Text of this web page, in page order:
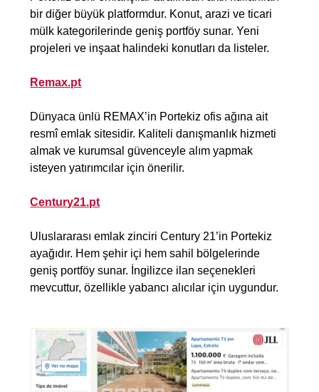
bir diğer büyük platformdur. Konut, arazi ve ticari
mülk kategorilerinde geniş portföy sunar. Yeni
projeleri ve inşaat halindeki konutları da listeler.
Remax.pt
Dünyaca ünlü REMAX’in Portekiz ofis ağına ait
resmî emlak sitesidir. Kaliteli danışmanlık hizmeti
almak ve kurumsal güvenceyle alım yapmak
isteyen yatırımcılar için önerilir.
Century21.pt
Uluslararası emlak zinciri Century 21’in Portekiz
ayağıdır. Hem şehir içi hem sahil bölgelerinde
geniş portföy sunar. İngilizce ilan seçenekleri
mevcuttur, özellikle yabancı alıcılar için uygundur.